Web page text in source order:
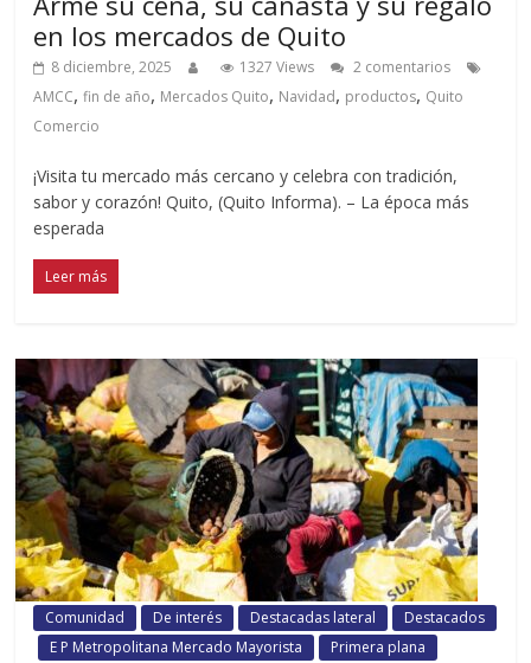
en los mercados de Quito
8 diciembre, 2025 1327 Views
2 comentarios
AMCC,fin de año, Mercados Quito, Navidad, productos, Quito
Comercio
¡Visita tu mercado más cercano y celebra con tradición,
sabor y corazón! Quito, (Quito Informa). – La época más
esperada
Leer más
Comunidad De interés Destacadas lateral
Destacados
E P Metropolitana Mercado Mayorista
Primera plana